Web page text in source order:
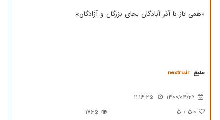
«همی تاز تا آذر آبادگان بجای بزرگان و آزادگان»
منبع: nextru.ir
1400/04/27
11:16:25
5.0
/ 5
1765